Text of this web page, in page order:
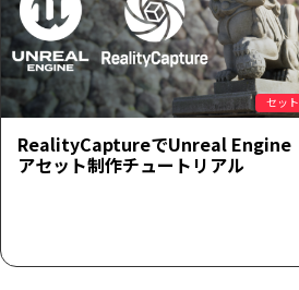
セット
RealityCaptureでUnreal Engine
アセット制作チュートリアル